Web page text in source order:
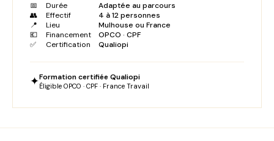
📅 Durée
Adaptée au parcours
👥
Effectif
4 à 12 personnes
📍
Lieu
Mulhouse ou France
💶
Financement
OPCO · CPF
✅
Certification Qualiopi
✦Formation certifiée Qualiopi
Éligible OPCO · CPF · France Travail